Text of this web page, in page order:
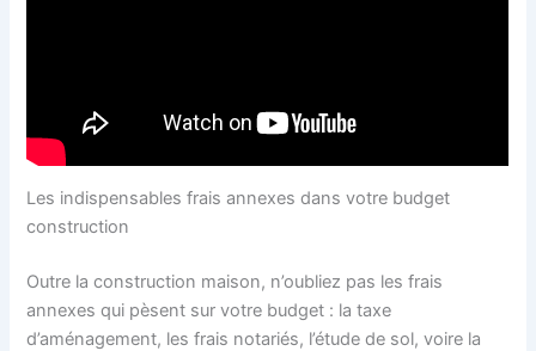
Les indispensables frais annexes dans votre budget
construction
Outre la construction maison, n’oubliez pas les frais
annexes qui pèsent sur votre budget : la taxe
d’aménagement, les frais notariés, l’étude de sol, voire la